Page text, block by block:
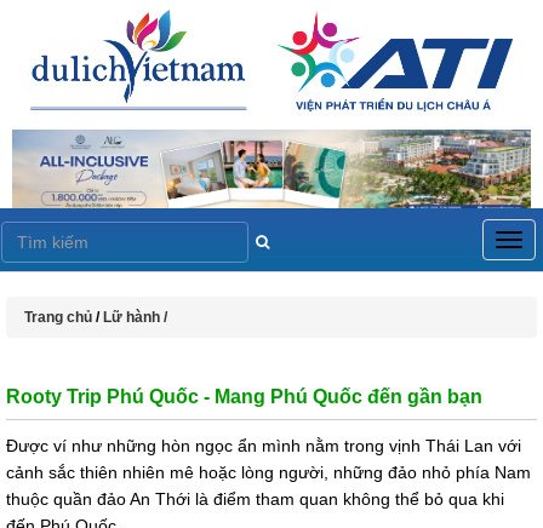
Trang chủ / Lữ hành /
Rooty Trip Phú Quốc - Mang Phú Quốc đến gần bạn
Được ví như những hòn ngọc ẩn mình nằm trong vịnh Thái Lan với
cảnh sắc thiên nhiên mê hoặc lòng người, những đảo nhỏ phía Nam
thuộc quần đảo An Thới là điểm tham quan không thể bỏ qua khi